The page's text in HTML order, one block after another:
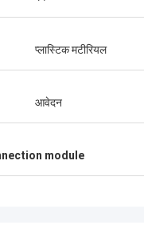
प्लास्टिक मटीरियल
आवेदन
module